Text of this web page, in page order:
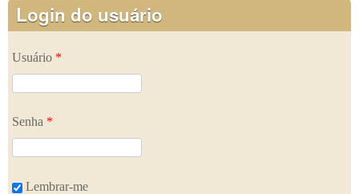
Login do usuário
Usuário *
Senha *
Lembrar-me